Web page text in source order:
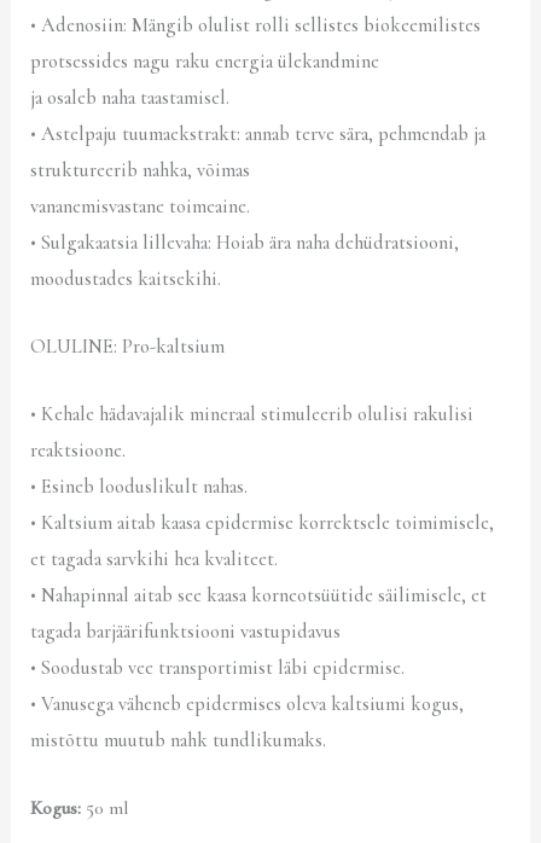
• Adenosiin: Mängib olulist rolli sellistes biokeemilistes
protsessides nagu raku energia ülekandmine
ja osaleb naha taastamisel.
• Astelpaju tuumaekstrakt: annab terve sära, pehmendab ja
struktureerib nahka, võimas
vananemisvastane toimeaine.
• Sulgakaatsia lillevaha: Hoiab ära naha dehüdratsiooni,
moodustades kaitsekihi.
OLULINE: Pro-kaltsium
• Kehale hädavajalik mineraal stimuleerib olulisi rakulisi
reaktsioone.
• Esineb looduslikult nahas.
• Kaltsium aitab kaasa epidermise korrektsele toimimisele,
et tagada sarvkihi hea kvaliteet.
• Nahapinnal aitab see kaasa korneotsüütide säilimisele, et
tagada barjäärifunktsiooni vastupidavus
• Soodustab vee transportimist läbi epidermise.
• Vanusega väheneb epidermises oleva kaltsiumi kogus,
mistõttu muutub nahk tundlikumaks.
Kogus: 50 ml